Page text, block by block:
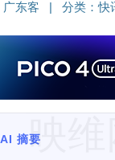
广东客 分类：快
AI 摘要映维